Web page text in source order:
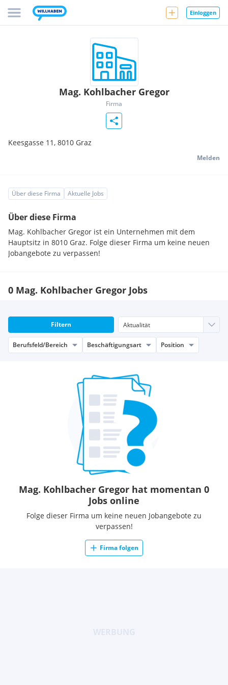
Einloggen
Mag. Kohlbacher Gregor
Firma
Keesgasse 11, 8010 Graz
Melden
Über diese Firma Aktuelle Jobs
Über diese Firma
Mag. Kohlbacher Gregor ist ein Unternehmen mit dem
Hauptsitz in 8010 Graz. Folge dieser Firma um keine neuen
Jobangebote zu verpassen!
0 Mag. Kohlbacher Gregor Jobs
Filtern
Berufsfeld/Bereich Beschäftigungsart Position
Mag. Kohlbacher Gregor hat momentan 0
Jobs online
Folge dieser Firma um keine neuen Jobangebote zu
verpassen!
Firma folgen